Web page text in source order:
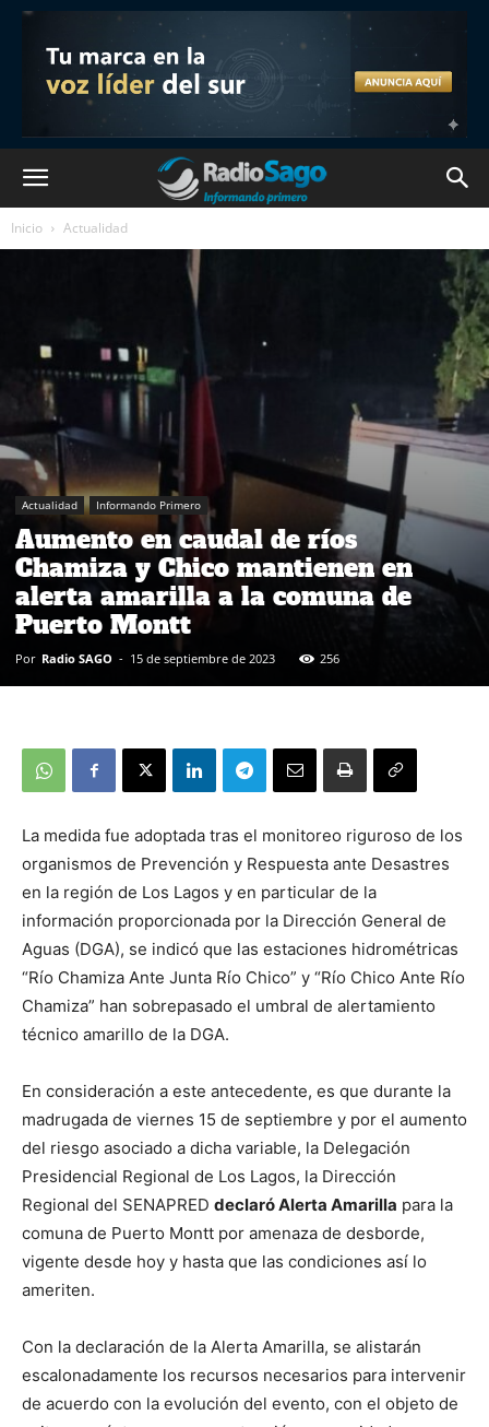
Inicio Actualidad
Actualidad Informando Primero
Aumento en caudal de ríos
Chamiza y Chico mantienen en
alerta amarilla a la comuna de
Puerto Montt
Por Radio SAGO - 15 de septiembre de 2023 256
La medida fue adoptada tras el monitoreo riguroso de los
organismos de Prevención y Respuesta ante Desastres
en la región de Los Lagos y en particular de la
información proporcionada por la Dirección General de
Aguas (DGA), se indicó que las estaciones hidrométricas
“Río Chamiza Ante Junta Río Chico” y “Río Chico Ante Río
Chamiza” han sobrepasado el umbral de alertamiento
técnico amarillo de la DGA.
En consideración a este antecedente, es que durante la
madrugada de viernes 15 de septiembre y por el aumento
del riesgo asociado a dicha variable, la Delegación
Presidencial Regional de Los Lagos, la Dirección
Regional del SENAPRED declaró Alerta Amarilla para la
comuna de Puerto Montt por amenaza de desborde,
vigente desde hoy y hasta que las condiciones así lo
ameriten.
Con la declaración de la Alerta Amarilla, se alistarán
escalonadamente los recursos necesarios para intervenir
de acuerdo con la evolución del evento, con el objeto de